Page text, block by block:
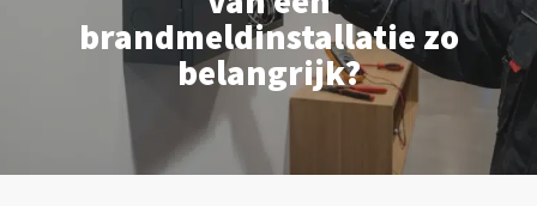
brandmeldinstallatie zo
belangrijk?